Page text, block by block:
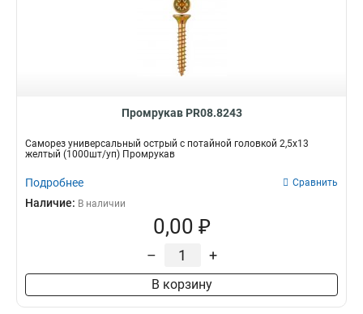
Промрукав PR08.8243
Саморез универсальный острый с потайной головкой 2,5х13
желтый (1000шт/уп) Промрукав
Подробнее Сравнить
Наличие: В наличии
0,00 ₽
– +
В корзину